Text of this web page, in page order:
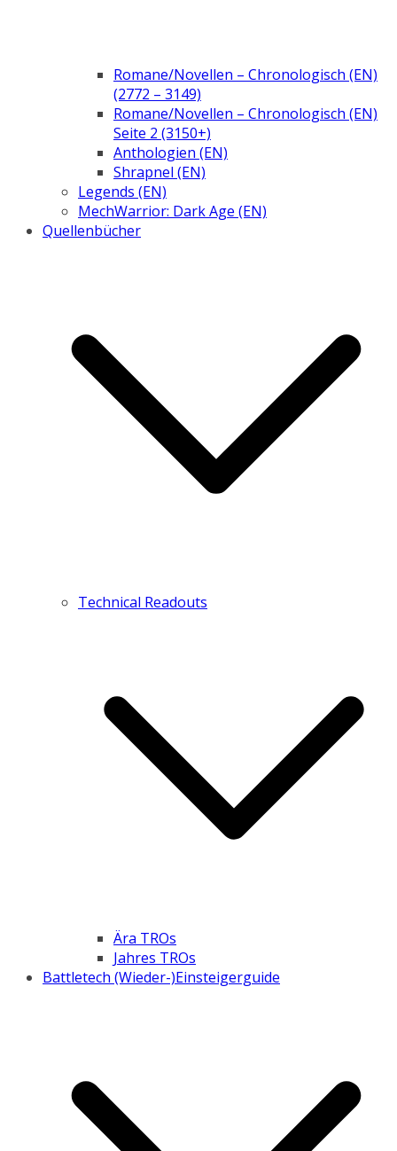
Romane/Novellen – Chronologisch (EN)
(2772 – 3149)
Romane/Novellen – Chronologisch (EN)
Seite 2 (3150+)
Anthologien (EN)
Shrapnel (EN)
Legends (EN)
MechWarrior: Dark Age (EN)
Quellenbücher
Technical Readouts
Ära TROs
Jahres TROs
Battletech (Wieder-)Einsteigerguide